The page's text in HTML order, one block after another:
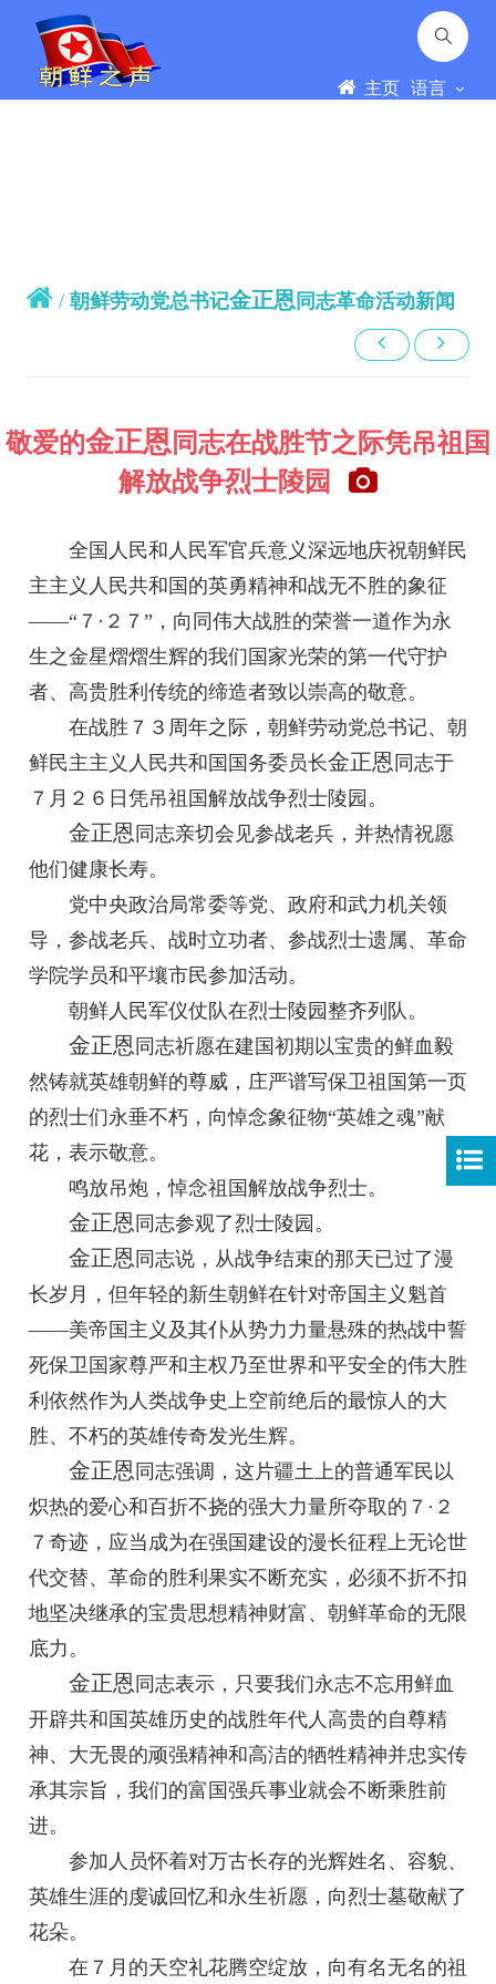
主页 语言
/朝鲜劳动党总书记金正恩 同志革命活动新闻
敬爱的金正恩同志在战胜节之际凭吊祖国
解放战争烈士陵园
全国人民和人民军官兵意义深远地庆祝朝鲜民
主主义人民共和国的英勇精神和战无不胜的象征
——“７·２７”，向同伟大战胜的荣誉一道作为永
生之金星熠熠生辉的我们国家光荣的第一代守护
者、高贵胜利传统的缔造者致以崇高的敬意。
在战胜７３周年之际，朝鲜劳动党总书记、朝
鲜民主主义人民共和国国务委员长金正恩 同志于
７月２６日凭吊祖国解放战争烈士陵园。
金正恩 同志亲切会见参战老兵，并热情祝愿
他们健康长寿。
党中央政治局常委等党、政府和武力机关领
导，参战老兵、战时立功者、参战烈士遗属、革命
学院学员和平壤市民参加活动。
朝鲜人民军仪仗队在烈士陵园整齐列队。
金正恩 同志祈愿在建国初期以宝贵的鲜血毅
然铸就英雄朝鲜的尊威，庄严谱写保卫祖国第一页
的烈士们永垂不朽，向悼念象征物“英雄之魂”献
花，表示敬意。
鸣放吊炮，悼念祖国解放战争烈士。
金正恩 同志参观了烈士陵园。
金正恩 同志说，从战争结束的那天已过了漫
长岁月，但年轻的新生朝鲜在针对帝国主义魁首
——美帝国主义及其仆从势力力量悬殊的热战中誓
死保卫国家尊严和主权乃至世界和平安全的伟大胜
利依然作为人类战争史上空前绝后的最惊人的大
胜、不朽的英雄传奇发光生辉。
金正恩 同志强调，这片疆土上的普通军民以
炽热的爱心和百折不挠的强大力量所夺取的７·２
７奇迹，应当成为在强国建设的漫长征程上无论世
代交替、革命的胜利果实不断充实，必须不折不扣
地坚决继承的宝贵思想精神财富、朝鲜革命的无限
底力。
金正恩 同志表示，只要我们永志不忘用鲜血
开辟共和国英雄历史的战胜年代人高贵的自尊精
神、大无畏的顽强精神和高洁的牺牲精神并忠实传
承其宗旨，我们的富国强兵事业就会不断乘胜前
进。
参加人员怀着对万古长存的光辉姓名、容貌、
英雄生涯的虔诚回忆和永生祈愿，向烈士墓敬献了
花朵。
在７月的天空礼花腾空绽放，向有名无名的祖